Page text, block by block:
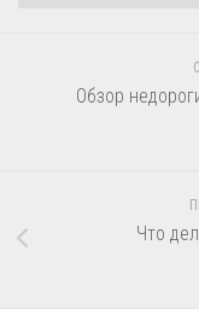
Обзор
Что